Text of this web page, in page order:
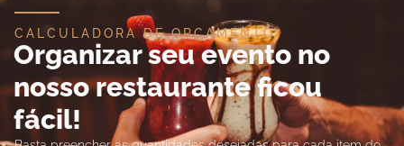
CALCULADORA DE ORÇAMENTO
Organizar seu evento no
nosso restaurante ficou
fácil!